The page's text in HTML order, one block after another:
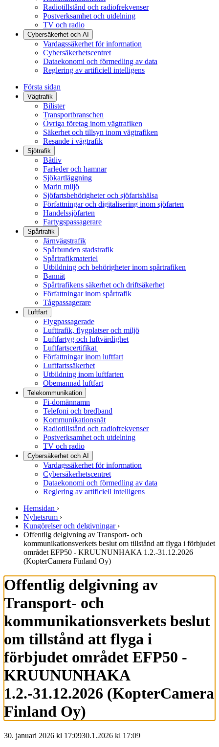
Radiotillstånd och radiofrekvenser
Postverksamhet och utdelning
TV och radio
Cybersäkerhet och AI
Vardagssäkerhet för information
Cybersäkerhetscentret
Dataekonomi och förmedling av data
Reglering av artificiell intelligens
Första sidan
Vägtrafik
Bilister
Transportbranschen
Övriga företag inom vägtrafiken
Säkerhet och tillsyn inom vägtrafiken
Resande i vägtrafik
Sjötrafik
Båtliv
Farleder och hamnar
Sjökartläggning
Marin miljö
Sjöfartsbehörigheter och sjöfartshälsa
Författningar och digitalisering inom sjöfarten
Handelssjöfarten
Fartygspassagerare
Spårtrafik
Järnvägstrafik
Spårbunden stadstrafik
Spårtrafikmateriel
Utbildning och behörigheter inom spårtrafiken
Bannät
Spårtrafikens säkerhet och driftsäkerhet
Författningar inom spårtrafik
Tågpassagerare
Luftfart
Flygpassagerade
Lufttrafik, flygplatser och miljö
Luftfartyg och luftvärdighet
Luftfartscertifikat
Författningar inom luftfart
Luftfartssäkerhet
Utbildning inom luftfarten
Obemannad luftfart
Telekommunikation
Fi-domännamn
Telefoni och bredband
Kommunikationsnät
Radiotillstånd och radiofrekvenser
Postverksamhet och utdelning
TV och radio
Cybersäkerhet och AI
Vardagssäkerhet för information
Cybersäkerhetscentret
Dataekonomi och förmedling av data
Reglering av artificiell intelligens
Hemsidan ›
Nyhetsrum ›
Kungörelser och delgivningar ›
Offentlig delgivning av Transport- och
kommunikationsverkets beslut om tillstånd att flyga i förbjudet
området EFP50 - KRUUNUNHAKA 1.2.-31.12.2026
(KopterCamera Finland Oy)
Offentlig delgivning av
Transport- och
kommunikationsverkets beslut
om tillstånd att flyga i
förbjudet området EFP50 -
KRUUNUNHAKA
1.2.-31.12.2026 (KopterCamera
Finland Oy)
30. januari 2026 kl 17:0930.1.2026 kl 17:09